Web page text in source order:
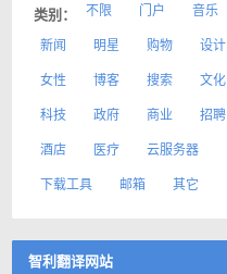
类别： 不限 门户 音乐
新闻
明星 购物 设计
女性
博客 搜索 文化
科技
政府 商业 招聘
酒店
医疗 云服务器
下载工具
邮箱 其它
智利翻译网站